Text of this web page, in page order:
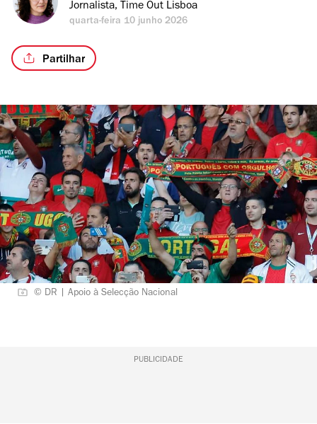
Jornalista, Time Out Lisboa
quarta-feira 10 junho 2026
Partilhar
© DR | Apoio à Selecção Nacional
PUBLICIDADE